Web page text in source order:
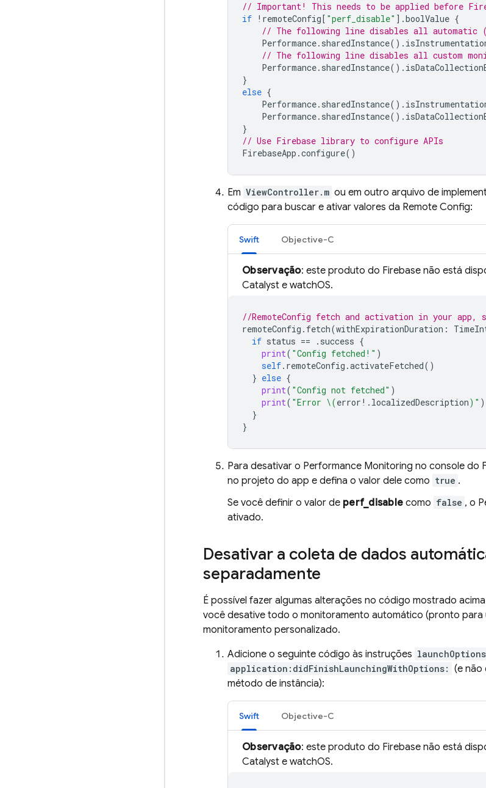
// Important! This needs to be applied before
if ! remoteConfig[ "perf_disable" ].boolValue {
// The following line disables all automatic
Performance. sharedInstance().
// The following line disables all custom
Performance. sharedInstance().
}
else {
Performance. sharedInstance().
Performance. sharedInstance().
}
// Use Firebase library to configure APIs
FirebaseApp .configure()
Em ViewController.m ou em outro arquivo de
código para buscar e ativar valores da Remote Config:
Swift Objective-C
Observação: este produto do Firebase não está
Catalyst e watchOS.
//RemoteConfig fetch and activation in your
remoteConfig . fetch(withExpirationDuration :
if status == . success {
print( "Config fetched!" )
self. remoteConfig .activateFetched()
} else {
print( "Config not fetched" )
print( "Error \(error !. localizedDescription) " )
}
}
Para desativar o Performance Monitoring no console do
no projeto do app e defina o valor dele como true .
Se você definir o valor de perf_disable como false , o
ativado.
Desativar a coleta de dados
separadamente
É possível fazer algumas alterações no código mostrado
você desative todo o monitoramento automático (pronto para
monitoramento personalizado.
Adicione o seguinte código às instruções launchOptions
application:didFinishLaunchingWithOptions: (e não
método de instância):
Swift Objective-C
Observação: este produto do Firebase não está
Catalyst e watchOS.